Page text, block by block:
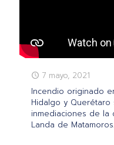
7 mayo, 2021
Incendio originado
Hidalgo y
inmediaciones de la
Landa de Matamoros.